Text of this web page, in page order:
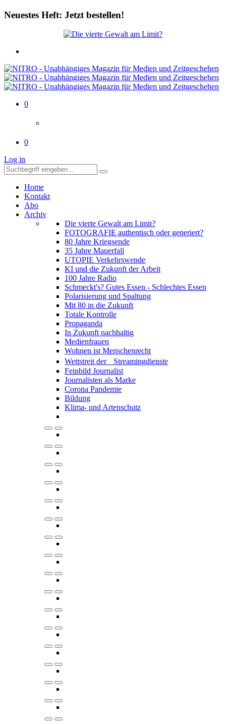
Neuestes Heft: Jetzt bestellen!
0
0
Log in
Home
Kontakt
Abo
Archiv
Die vierte Gewalt am Limit?
FOTOGRAFIE authentisch oder generiert?
80 Jahre Kriegsende
35 Jahre Mauerfall
UTOPIE Verkehrswende
KI und die Zukunft der Arbeit
100 Jahre Radio
Schmeckt's? Gutes Essen - Schlechtes Essen
Polarisierung und Spaltung
Mit 80 in die Zukunft
Totale Kontrolle
Propaganda
In Zukunft nachhaltig
Medienfrauen
Wohnen ist Menschenrecht
Wettstreit der Streamingdienste
Feinbild Journalist
Journalisten als Marke
Corona Pandemie
Bildung
Klima- und Artenschutz